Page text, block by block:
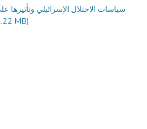
سياسات الاحتلال الإسرائيلي وتأثيرها
MB)